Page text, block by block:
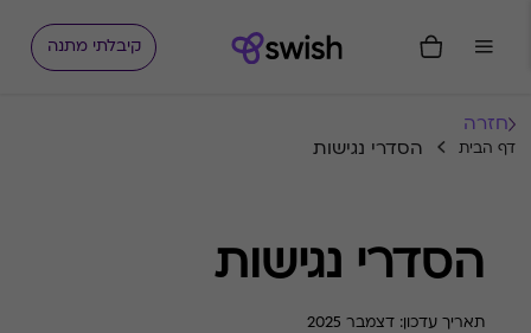
קיבלתי מתנה
חזרה
דף הבית הסדרי נגישות
הסדרי נגישות
תאריך עדכון: דצמבר 2025